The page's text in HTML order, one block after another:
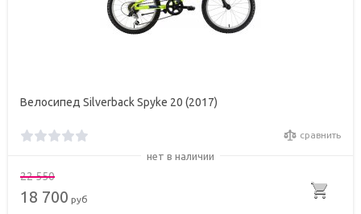
Велосипед Silverback Spyke 20 (2017)
сравнить
нет в наличии
22 550
18 700 руб